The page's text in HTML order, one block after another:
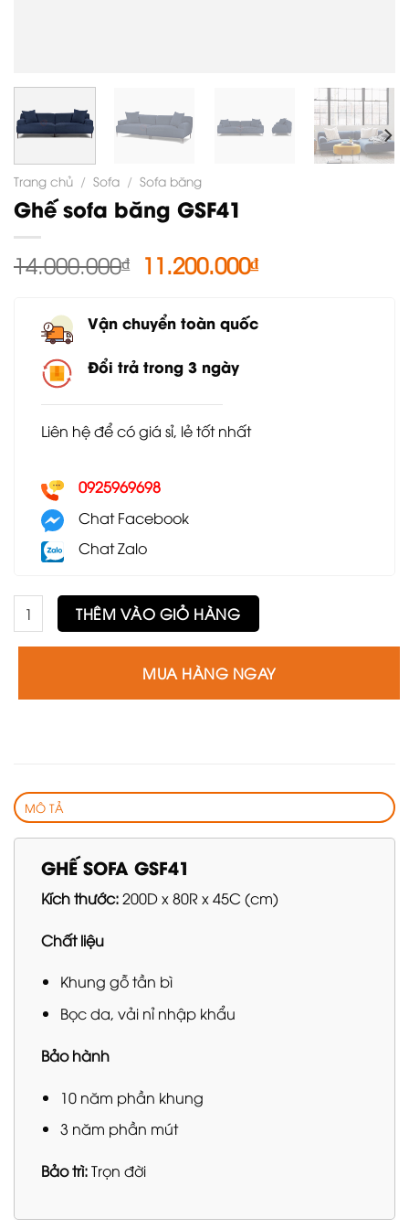
Trang chủ / Sofa / Sofa băng
Ghế sofa băng GSF41
14.000.000₫ Giá
là:
14.000.000₫.
11.200.000₫Giá
là:
Vận chuyển toàn quốc
Đổi trả trong 3 ngày
Liên hệ để có giá sỉ, lẻ tốt nhất
0925969698
Chat Facebook
Chat Zalo
Ghế sofa băng GSF41 số lượng
THÊM VÀO GIỎ HÀNG
MUA HÀNG NGAY
MÔ TẢ
GHẾ SOFA GSF41
Kích thước:200D x 80R x 45C (cm)
Chất liệu
Khung gỗ tần bì
Bọc da, vải nỉ nhập khẩu
Bảo hành
10 năm phần khung
3 năm phần mút
Bảo trì:Trọn đời